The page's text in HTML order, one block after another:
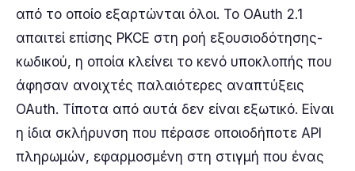
από το οποίο εξαρτώνται όλοι. Το OAuth 2.1
απαιτεί επίσης PKCE στη ροή εξουσιοδότησης-
κωδικού, η οποία κλείνει το κενό υποκλοπής που
άφησαν ανοιχτές παλαιότερες αναπτύξεις
OAuth. Τίποτα από αυτά δεν είναι εξωτικό. Είναι
η ίδια σκλήρυνση που πέρασε οποιοδήποτε API
πληρωμών, εφαρμοσμένη στη στιγμή που ένας